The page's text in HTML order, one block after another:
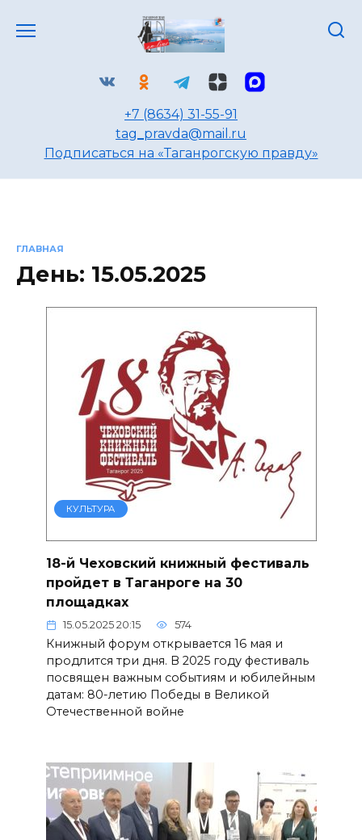
+7 (8634) 31-55-91
tag_pravda@mail.ru
Подписаться на «Таганрогскую правду»
ГЛАВНАЯ
День: 15.05.2025
КУЛЬТУРА
18-й Чеховский книжный фестиваль
пройдет в Таганроге на 30
площадках
15.05.2025 20:15 574
Книжный форум открывается 16 мая и
продлится три дня. В 2025 году фестиваль
посвящен важным событиям и юбилейным
датам: 80-летию Победы в Великой
Отечественной войне